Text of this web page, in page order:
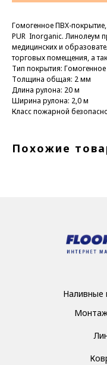
Гомогенное ПВХ-
PUR Inorganic. Линолеум
медицинских и
торговых помещения, а
Тип покрытия:
Толщина общая: 2 мм
Длина рулона: 20 м
Ширина рулона: 2,0 м
Класс пожарной
Похожие
Наливные